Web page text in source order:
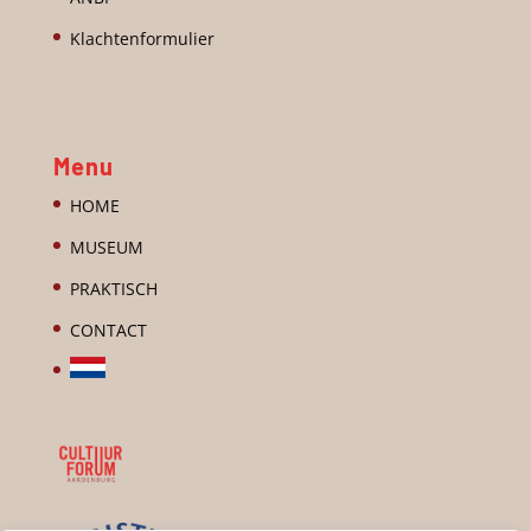
Klachtenformulier
Menu
HOME
MUSEUM
PRAKTISCH
CONTACT